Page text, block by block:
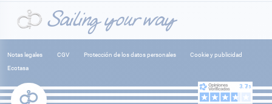
Notas legales CGV Protección de los datos personales
Cookie y publicidad
Ecotasa